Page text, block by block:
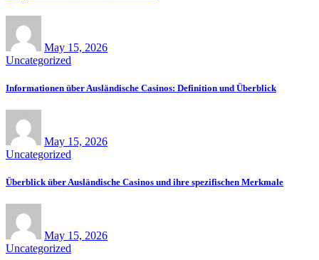
May 15, 2026
Uncategorized
Informationen über Ausländische Casinos: Definition und Überblick
May 15, 2026
Uncategorized
Überblick über Ausländische Casinos und ihre spezifischen Merkmale
May 15, 2026
Uncategorized